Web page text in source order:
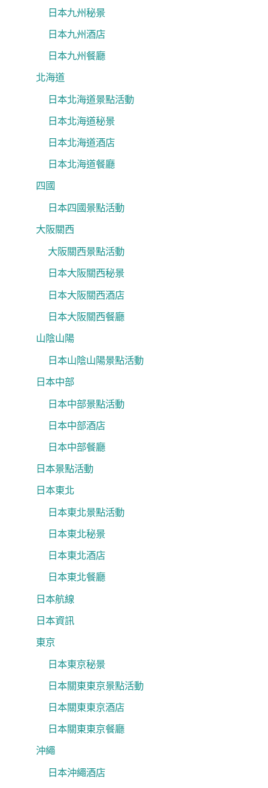
日本九州秘景
日本九州酒店
日本九州餐廳
北海道
日本北海道景點活動
日本北海道秘景
日本北海道酒店
日本北海道餐廳
四國
日本四國景點活動
大阪關西
大阪關西景點活動
日本大阪關西秘景
日本大阪關西酒店
日本大阪關西餐廳
山陰山陽
日本山陰山陽景點活動
日本中部
日本中部景點活動
日本中部酒店
日本中部餐廳
日本景點活動
日本東北
日本東北景點活動
日本東北秘景
日本東北酒店
日本東北餐廳
日本航線
日本資訊
東京
日本東京秘景
日本關東東京景點活動
日本關東東京酒店
日本關東東京餐廳
沖繩
日本沖繩酒店